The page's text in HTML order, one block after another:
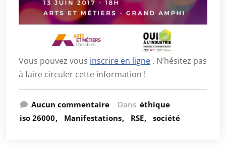
Vous pouvez vous inscrire en ligne . N’hésitez pas
à faire circuler cette information !
Aucun commentaire Dans éthique
iso 26000
Manifestations RSE société